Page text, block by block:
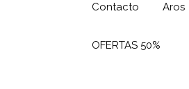
Contacto Aros
OFERTAS 50%